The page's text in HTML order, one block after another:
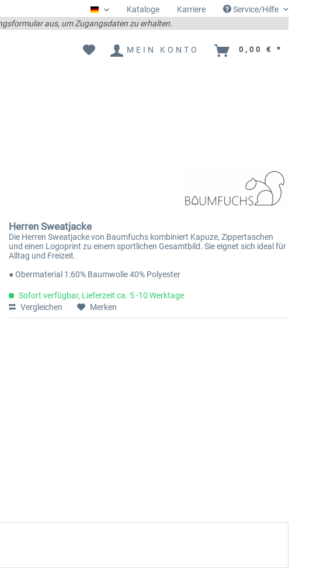
DeutschKataloge Karriere
Service/Hilfe
aus, um Zugangsdaten zu erhalten.
MEIN KONTO 0,00 € *
Herren Sweatjacke
Die Herren Sweatjacke von Baumfuchs kombiniert Kapuze, Zippertaschen
und einen Logoprint zu einem sportlichen Gesamtbild. Sie eignet sich ideal für
Alltag und Freizeit.
● Obermaterial 1:60% Baumwolle 40% Polyester
Sofort verfügbar, Lieferzeit ca. 5 -10 Werktage
Vergleichen
Merken